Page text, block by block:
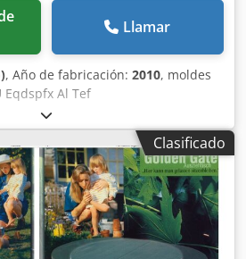
Llamar
, Año de fabricación: 2010, moldes
Eqdspfx Al Tef
Clasificado